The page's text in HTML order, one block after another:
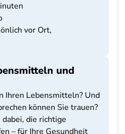
vor Ort,
und
Ihren Lebensmitteln? Und
können Sie trauen?
die richtige
– für Ihre Gesundheit